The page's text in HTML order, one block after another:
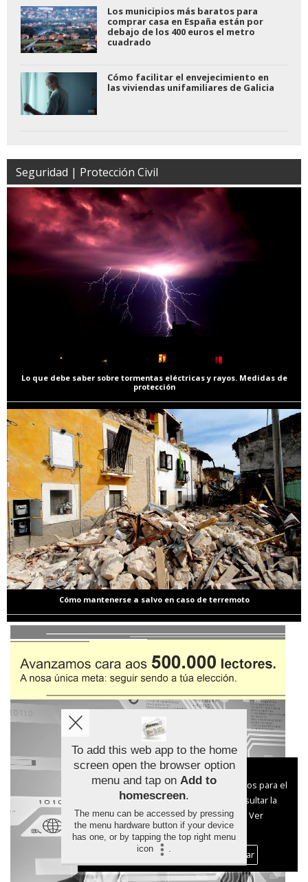
Los municipios más baratos para
comprar casa en España están por
debajo de los 400 euros el metro
cuadrado
Cómo facilitar el envejecimiento en
las viviendas unifamiliares de Galicia
Seguridad | Protección Civil
Lo que debe saber sobre tormentas eléctricas y rayos. Medidas de
protección
Cómo mantenerse a salvo en caso de terremoto
Aviso sobre el Uso de cookies:
Utilizamos cookies nuestras y de terceros para el
funcionamiento del digital. Puedes consultar la
lista de cookies y como desconectarlas.
Ver
nuestra Política de Privacidad y Cookies
Aceptar Cookies
Personalizar
To add this web app to the home
screen open the browser option
menu and tap on Add to
homescreen.
The menu can be accessed by pressing
the menu hardware button if your device
has one, or by tapping the top right menu
icon
.